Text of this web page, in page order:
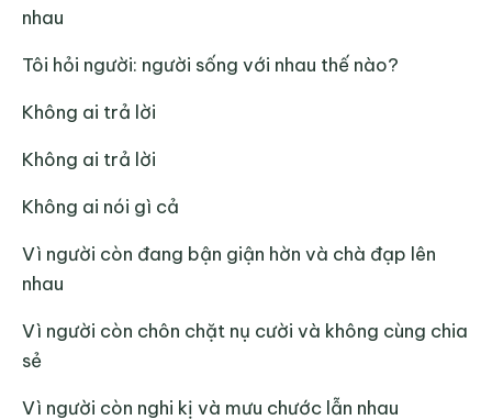
nhau
Tôi hỏi người: người sống với nhau thế nào?
Không ai trả lời
Không ai trả lời
Không ai nói gì cả
Vì người còn đang bận giận hờn và chà đạp lên
nhau
Vì người còn chôn chặt nụ cười và không cùng chia
sẻ
Vì người còn nghi kị và mưu chước lẫn nhau